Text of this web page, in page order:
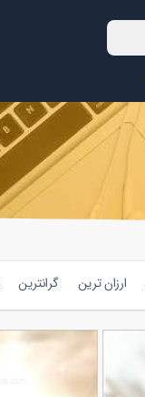
ارزان ترین گرانترین